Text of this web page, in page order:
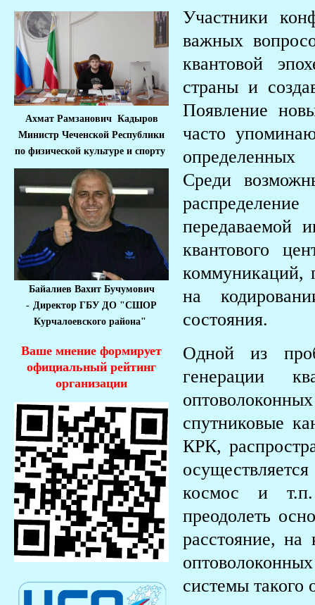
Ахмат Рамзанович Кадыров
Министр Чеченской Республики
по физической культуре и спорту
Байалиев Вахит Бучумович
- Директор ГБУ ДО "СШОР
Курчалоевского района"
Ваше мнение формирует
официальный рейтинг
организации
Участники
важных
квантовой
страны и
Появление
часто
определенных
Среди
передаваемой
квантового
коммуникаций,
на
состояния.
Одной из
генерации
спутниковые
КРК,
космос и
преодолеть
расстояние,
системы такого